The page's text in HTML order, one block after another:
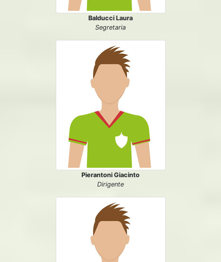
Balducci Laura
Segretaria
Pierantoni Giacinto
Dirigente